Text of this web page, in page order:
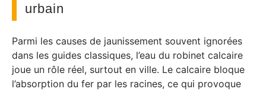
urbain
Parmi les causes de jaunissement souvent ignorées
dans les guides classiques, l’eau du robinet calcaire
joue un rôle réel, surtout en ville. Le calcaire bloque
l’absorption du fer par les racines, ce qui provoque